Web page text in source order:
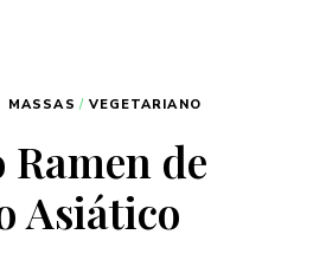
MASSAS / VEGETARIANO
de
Asiático